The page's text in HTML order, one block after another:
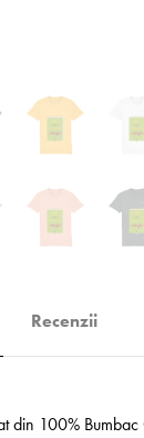
Recenzii
din 100%